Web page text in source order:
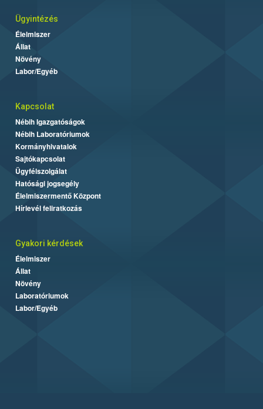
Ügyintézés
Élelmiszer
Állat
Növény
Labor/Egyéb
Kapcsolat
Nébih Igazgatóságok
Nébih Laboratóriumok
Kormányhivatalok
Sajtókapcsolat
Ügyfélszolgálat
Hatósági jogsegély
Élelmiszermentő Központ
Hírlevél feliratkozás
Gyakori kérdések
Élelmiszer
Állat
Növény
Laboratóriumok
Labor/Egyéb